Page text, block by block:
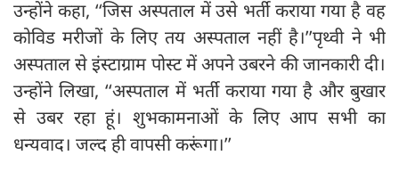
उन्होंने कहा, ‘‘जिस अस्पताल में उसे भर्ती कराया गया है वह
कोविड मरीजों के लिए तय अस्पताल नहीं है।’’पृथ्वी ने भी
अस्पताल से इंस्टाग्राम पोस्ट में अपने उबरने की जानकारी दी।
उन्होंने लिखा, ‘‘अस्पताल में भर्ती कराया गया है और बुखार
से उबर रहा हूं। शुभकामनाओं के लिए आप सभी का
धन्यवाद। जल्द ही वापसी करूंगा।’’